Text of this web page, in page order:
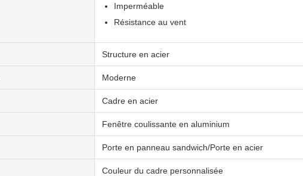
Imperméable
Résistance au vent
Structure en acier
Moderne
Cadre en acier
Fenêtre coulissante en aluminium
Porte en panneau sandwich/Porte en acier
Couleur du cadre personnalisée